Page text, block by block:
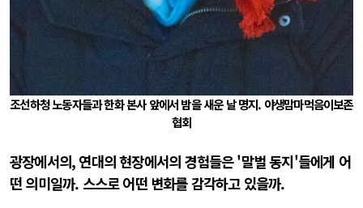
조선하청 노동자들과 한화 본사 앞에서 밤을 새운 날 명지. 야생맘마먹음이보존
협회
광장에서의, 연대의 현장에서의 경험들은 '말벌 동지'들에게 어
떤 의미일까. 스스로 어떤 변화를 감각하고 있을까.